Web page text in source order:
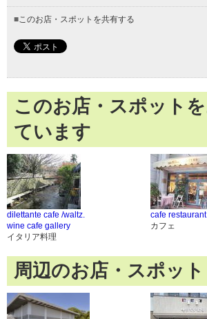
■このお店・スポットを共有する
このお店・スポット
ています
dilettante cafe /waltz.
wine cafe gallery
イタリア料理
cafe
カフェ
周辺のお店・スポット